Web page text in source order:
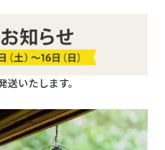
いたします。